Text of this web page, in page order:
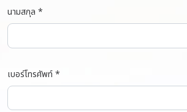
นามสกุล *
เบอร์โทรศัพท์ *